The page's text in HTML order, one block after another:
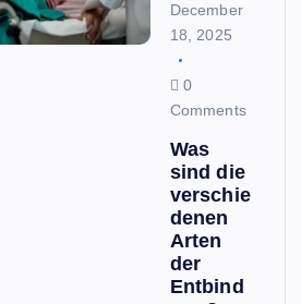
December
18, 2025
0
Comments
Was
sind die
verschie
denen
Arten
der
Entbind